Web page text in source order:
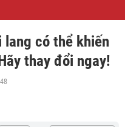
lang có thể khiến
thay đổi ngay!